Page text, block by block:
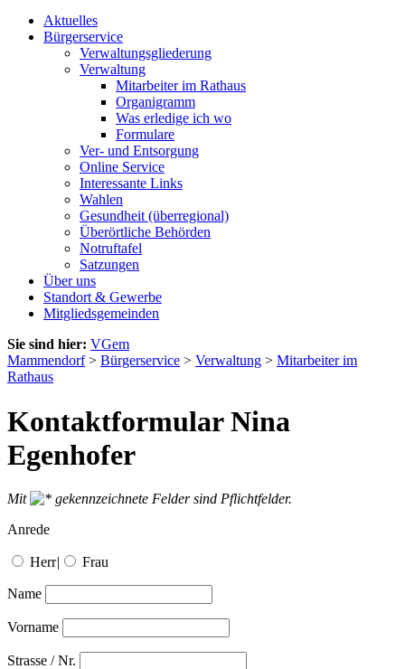
Aktuelles
Bürgerservice
Verwaltungsgliederung
Verwaltung
Mitarbeiter im Rathaus
Organigramm
Was erledige ich wo
Formulare
Ver- und Entsorgung
Online Service
Interessante Links
Wahlen
Gesundheit (überregional)
Überörtliche Behörden
Notruftafel
Satzungen
Über uns
Standort & Gewerbe
Mitgliedsgemeinden
Sie sind hier: VGem
Mammendorf> Bürgerservice > Verwaltung > Mitarbeiter im
Rathaus
Kontaktformular Nina
Egenhofer
Mit
gekennzeichnete Felder sind Pflichtfelder.
Anrede
Herr| Frau
Name
Vorname
Strasse / Nr.